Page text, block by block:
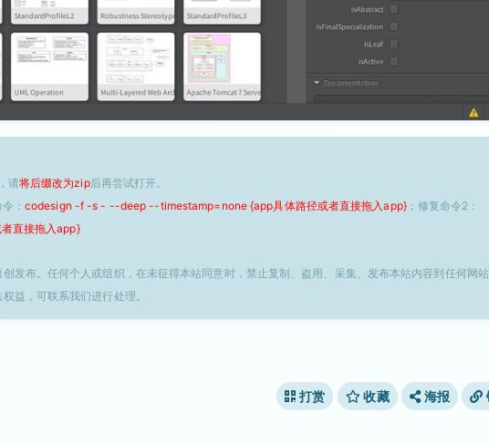
请将后缀改为zip后再尝试打开。
： codesign -f -s - --deep --timestamp=none {app具体路径或者直接拖入app}；修复命令2：
直接拖入app}
发布。任何个人或组织，在未征得本站同意时，禁止复制、盗用、采集、发布本站内容到任何网
益，可联系我们进行处理。
打赏 收藏 海报